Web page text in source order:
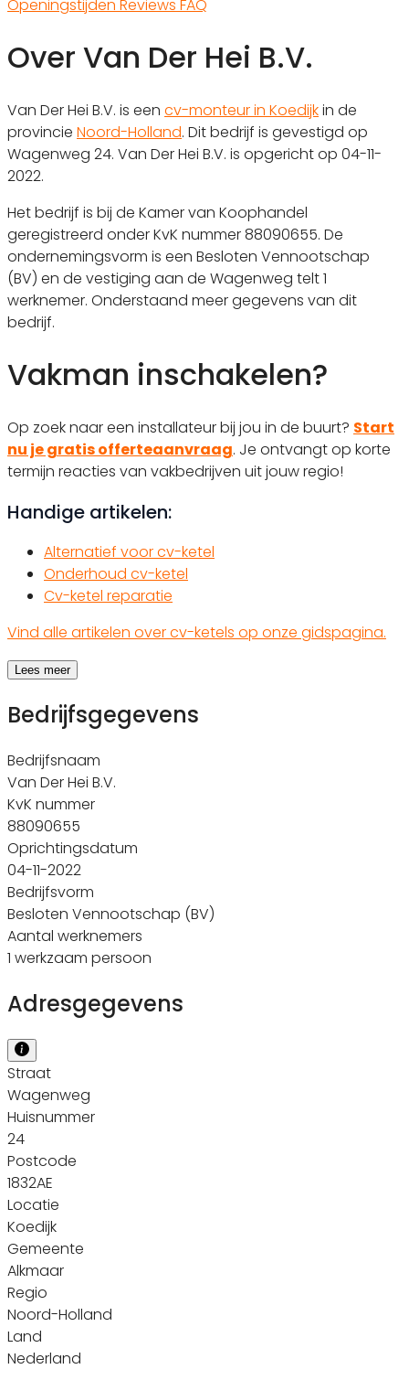
Openingstijden Reviews FAQ
Over Van Der Hei B.V.
Van Der Hei B.V. is een cv-monteur in Koedijkin de
provincie Noord-Holland. Dit bedrijf is gevestigd op
Wagenweg 24. Van Der Hei B.V. is opgericht op 04-11-
2022.
Het bedrijf is bij de Kamer van Koophandel
geregistreerd onder KvK nummer 88090655. De
ondernemingsvorm is een Besloten Vennootschap
(BV) en de vestiging aan de Wagenweg telt 1
werknemer. Onderstaand meer gegevens van dit
bedrijf.
Vakman inschakelen?
Op zoek naar een installateur bij jou in de buurt? Start
nu je gratis offerteaanvraag. Je ontvangt op korte
termijn reacties van vakbedrijven uit jouw regio!
Handige artikelen:
Alternatief voor cv-ketel
Onderhoud cv-ketel
Cv-ketel reparatie
Vind alle artikelen over cv-ketels op onze gidspagina.
Lees meer
Bedrijfsgegevens
Bedrijfsnaam
Van Der Hei B.V.
KvK nummer
88090655
Oprichtingsdatum
04-11-2022
Bedrijfsvorm
Besloten Vennootschap (BV)
Aantal werknemers
1 werkzaam persoon
Adresgegevens
Straat
Wagenweg
Huisnummer
24
Postcode
1832AE
Locatie
Koedijk
Gemeente
Alkmaar
Regio
Noord-Holland
Land
Nederland